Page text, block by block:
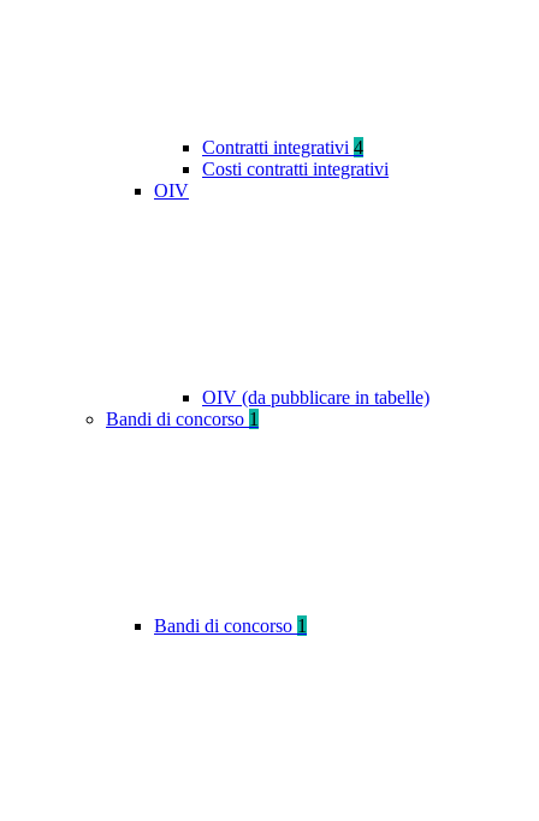
Contratti integrativi 4
Costi contratti integrativi
OIV
OIV (da pubblicare in tabelle)
Bandi di concorso 1
Bandi di concorso 1